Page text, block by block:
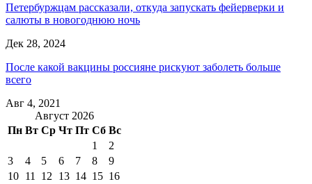
Петербуржцам рассказали, откуда запускать фейерверки и
салюты в новогоднюю ночь
Дек 28, 2024
После какой вакцины россияне рискуют заболеть больше
всего
Авг 4, 2021
Август 2026
Пн Вт Ср Чт Пт Сб Вс
1
2
3
4 5 6 7 8
9
10 11 12 13 14 15 16